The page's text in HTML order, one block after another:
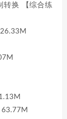
转换 【综合练
63.77M